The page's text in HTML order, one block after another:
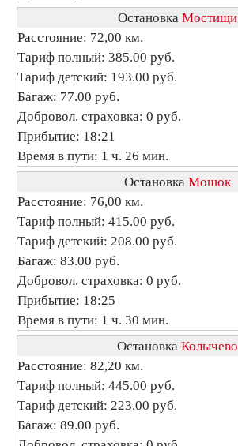
Остановка Мостищи
Расстояние: 72,00 км.
Тариф полный: 385.00 руб.
Тариф детский: 193.00 руб.
Багаж: 77.00 руб.
Добровол. страховка: 0 руб.
Прибытие: 18:21
Время в пути: 1 ч. 26 мин.
Остановка Мошок
Расстояние: 76,00 км.
Тариф полный: 415.00 руб.
Тариф детский: 208.00 руб.
Багаж: 83.00 руб.
Добровол. страховка: 0 руб.
Прибытие: 18:25
Время в пути: 1 ч. 30 мин.
Остановка Колычево
Расстояние: 82,20 км.
Тариф полный: 445.00 руб.
Тариф детский: 223.00 руб.
Багаж: 89.00 руб.